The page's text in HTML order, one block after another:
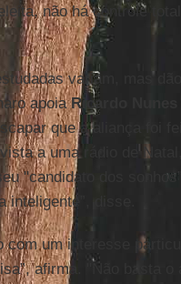
não há controle total
variam, mas
apoiaRicardo Nunes
que a aliança foi
a uma rádio de
"candidato dos
inteligente”, disse.
com um interesse
afirma. "Não basta o